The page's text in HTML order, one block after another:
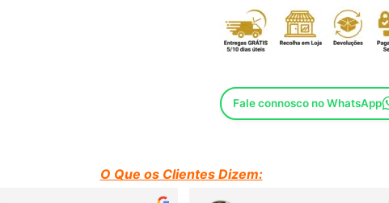
Fale connosco no WhatsApp
O Que os Clientes Dizem: